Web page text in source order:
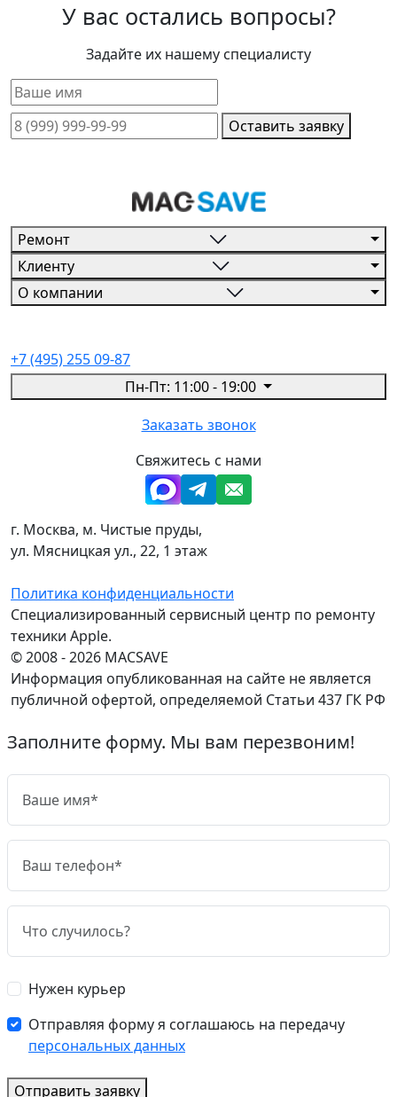
У вас остались вопросы?
Задайте их нашему специалисту
Оставить заявку
Ремонт
Клиенту
О компании
+7 (495) 255 09-87
Пн-Пт: 11:00 - 19:00
Заказать звонок
Свяжитесь с нами
г. Москва, м. Чистые пруды,
ул. Мясницкая ул., 22, 1 этаж
Политика конфиденциальности
Специализированный сервисный центр по ремонту
техники Apple.
© 2008 - 2026 MACSAVE
Информация опубликованная на сайте не является
публичной офертой, определяемой Статьи 437 ГК РФ
Заполните форму. Мы вам перезвоним!
Нужен курьер
Отправляя форму я соглашаюсь на передачу
персональных данных
Отправить заявку